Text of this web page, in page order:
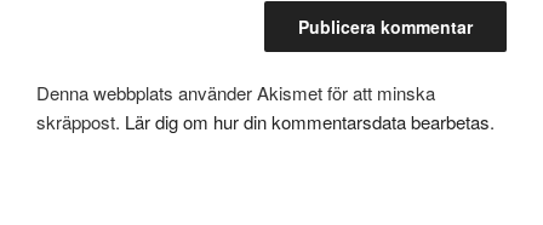
Denna webbplats använder Akismet för att minska
skräppost. Lär dig om hur din kommentarsdata bearbetas.